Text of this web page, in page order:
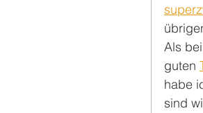
Als
guten
habe
sind